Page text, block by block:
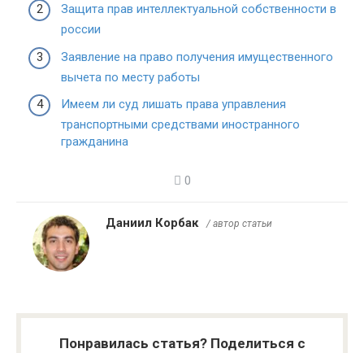
Защита прав интеллектуальной собственности в
россии
Заявление на право получения имущественного
вычета по месту работы
Имеем ли суд лишать права управления
транспортными средствами иностранного
гражданина
0
Даниил Корбак / автор статьи
Понравилась статья? Поделиться с